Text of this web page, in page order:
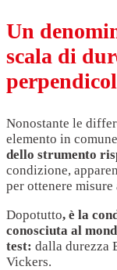
Un
scala di
Nonostante le
elemento in
dello strumento
condizione,
per ottenere
Dopotutto, è la
conosciuta al
test: dalla durezza
Vickers.